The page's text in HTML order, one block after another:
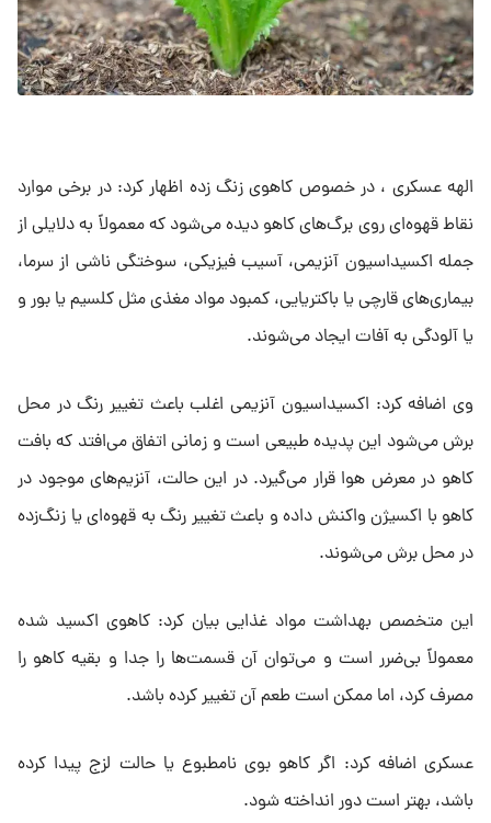
الهه عسکری ، در خصوص کاهوی زنگ زده اظهار کرد: در برخی موارد
نقاط قهوه‌ای روی برگ‌های کاهو دیده می‌شود که معمولاً به دلایلی از
جمله اکسیداسیون آنزیمی، آسیب فیزیکی، سوختگی ناشی از سرما،
بیماری‌های قارچی یا باکتریایی، کمبود مواد مغذی مثل کلسیم یا بور و
یا آلودگی به آفات ایجاد می‌شوند.
وی اضافه کرد: اکسیداسیون آنزیمی اغلب باعث تغییر رنگ در محل
برش می‌شود این پدیده طبیعی است و زمانی اتفاق می‌افتد که بافت
کاهو در معرض هوا قرار می‌گیرد. در این حالت، آنزیم‌های موجود در
کاهو با اکسیژن واکنش داده و باعث تغییر رنگ به قهوه‌ای یا زنگ‌زده
در محل برش می‌شوند.
این متخصص بهداشت مواد غذایی بیان کرد: کاهوی اکسید شده
معمولاً بی‌ضرر است و می‌توان آن قسمت‌ها را جدا و بقیه کاهو را
مصرف کرد، اما ممکن است طعم آن تغییر کرده باشد.
عسکری اضافه کرد: اگر کاهو بوی نامطبوع یا حالت لزج پیدا کرده
باشد، بهتر است دور انداخته شود.